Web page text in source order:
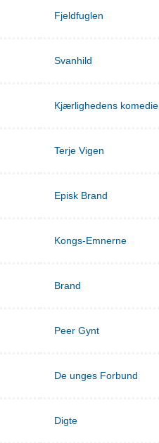
Fjeldfuglen
Svanhild
Kjærlighedens komedie
Terje Vigen
Episk Brand
Kongs-Emnerne
Brand
Peer Gynt
De unges Forbund
Digte